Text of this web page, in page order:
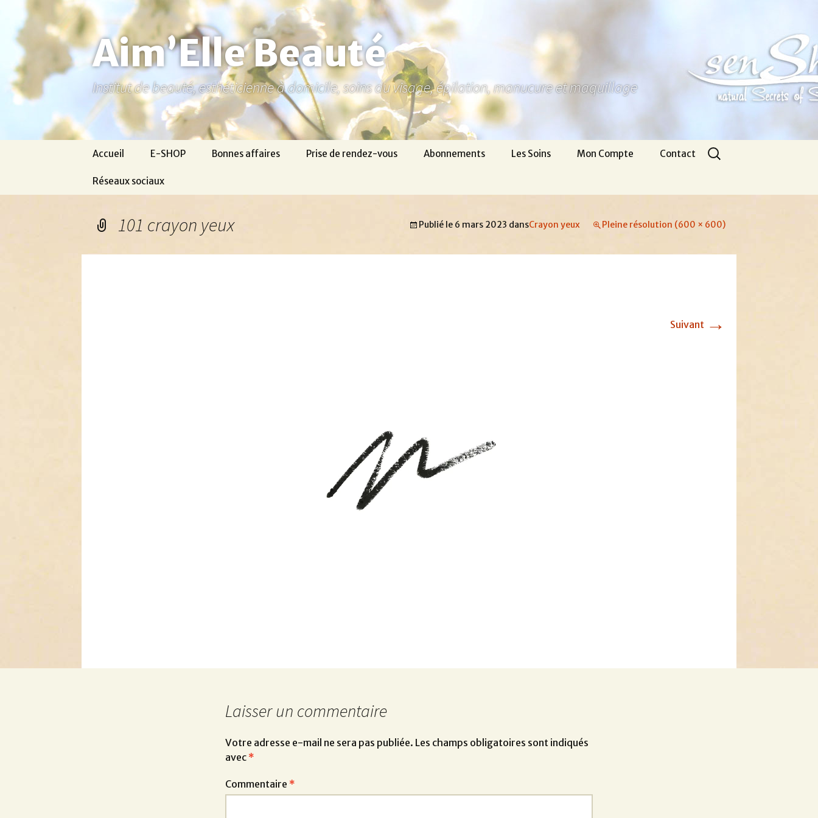
contenu
Aim’Elle Beauté
Institut de beauté, esthéticienne à domicile, soins du visage, épilation, manucure et maquillage
Accueil E-SHOP Bonnes affaires Prise de rendez-vous Abonnements Les Soins Mon Compte Contact
Réseaux sociaux
Rechercher :
101 crayon yeux Publié le 6 mars 2023 dansCrayon yeux Pleine résolution (600 × 600)
Suivant →
Laisser un commentaire
Votre adresse e-mail ne sera pas publiée. Les champs obligatoires sont indiqués
avec *
Commentaire *